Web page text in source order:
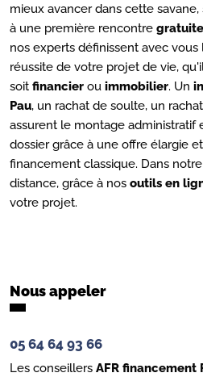
mieux avancer dans cette
à une première rencontre
nos experts définissent avec
réussite de votre projet de vie,
soit financier ou immobilier. Un
Pau, un rachat de soulte, un
assurent le montage administratif
dossier grâce à une offre élargie
financement classique. Dans
distance, grâce à nos outils en
votre projet.
Nous appeler
05 64 64 93 66
Les conseillers AFR financement